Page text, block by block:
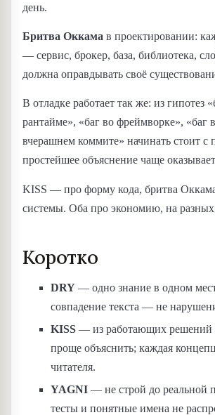
день.
Бритва Оккама в проектировании:
— сервис, брокер, база, библиотека,
должна оправдывать своё
В отладке работает так же: из гипотез
рантайме», «баг во фреймворке», «баг
вчерашнем коммите» начинать стоит
простейшее объяснение чаще
KISS — про форму кода, бритва
системы. Оба про экономию, на разных
Коротко
DRY — одно знание в одном
совпадение текста — не
KISS — из работающих решений
проще объяснить; каждая
читателя.
YAGNI — не строй до реальной
тесты и понятные имена не